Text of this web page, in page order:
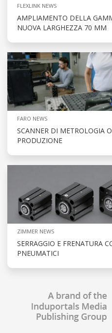
FLEXLINK NEWS
AMPLIAMENTO DELLA
NUOVA LARGHEZZA 70 MM
FARO NEWS
SCANNER DI METROLOGIA
PRODUZIONE
ZIMMER NEWS
SERRAGGIO E FRENATURA
PNEUMATICI